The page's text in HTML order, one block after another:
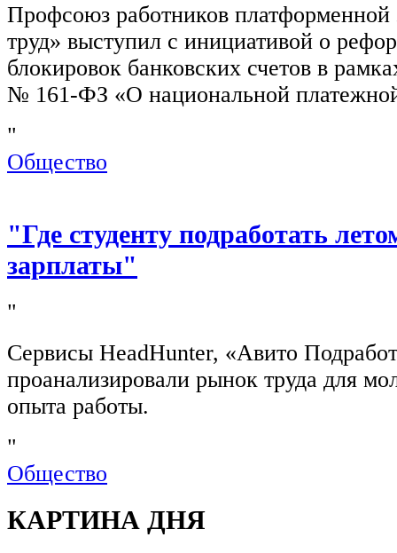
Профсоюз работников
труд» выступил с инициативой о
блокировок банковских счетов в
№ 161-ФЗ «О национальной
"
Общество
"Где студенту подработать
зарплаты"
"
Сервисы HeadHunter, «Авито
проанализировали рынок труда для
опыта работы.
"
Общество
КАРТИНА ДНЯ